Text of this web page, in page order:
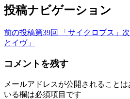
投稿ナビゲーション
前の投稿第39回 「サイクロプス」
とイヴ」
コメントを残す
メールアドレスが公開されることは
いる欄は必須項目です